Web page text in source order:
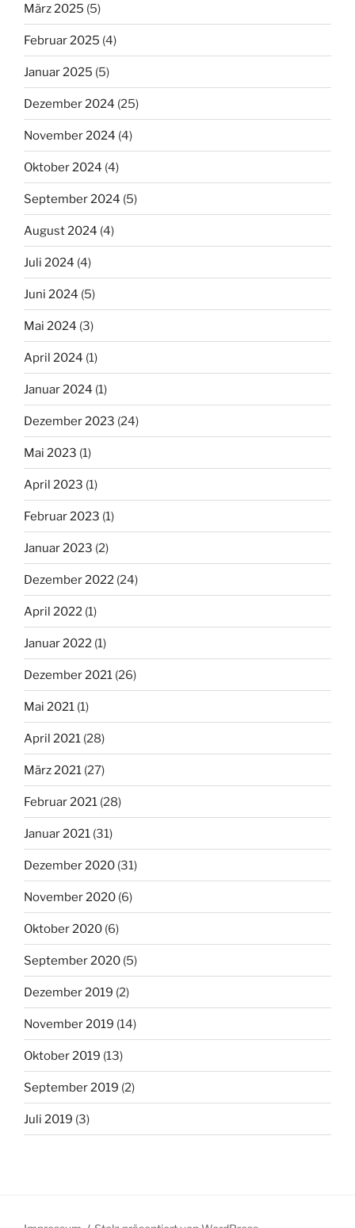
März 2025 (5)
Februar 2025 (4)
Januar 2025 (5)
Dezember 2024 (25)
November 2024 (4)
Oktober 2024 (4)
September 2024 (5)
August 2024 (4)
Juli 2024 (4)
Juni 2024 (5)
Mai 2024 (3)
April 2024 (1)
Januar 2024 (1)
Dezember 2023 (24)
Mai 2023 (1)
April 2023 (1)
Februar 2023 (1)
Januar 2023 (2)
Dezember 2022 (24)
April 2022 (1)
Januar 2022 (1)
Dezember 2021 (26)
Mai 2021 (1)
April 2021 (28)
März 2021 (27)
Februar 2021 (28)
Januar 2021 (31)
Dezember 2020 (31)
November 2020 (6)
Oktober 2020 (6)
September 2020 (5)
Dezember 2019 (2)
November 2019 (14)
Oktober 2019 (13)
September 2019 (2)
Juli 2019 (3)